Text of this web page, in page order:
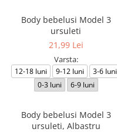
Body bebelusi Model 3
ursuleti
21,99 Lei
Varsta:
12-18 luni 9-12 luni
3-6 luni
0-3 luni
6-9 luni
Body bebelusi Model 3
ursuleti, Albastru